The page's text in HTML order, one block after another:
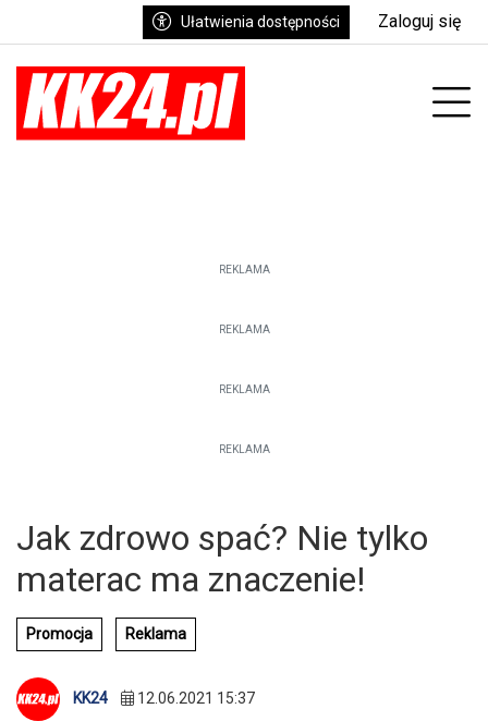
Ułatwienia dostępności Zaloguj się
REKLAMA
REKLAMA
REKLAMA
REKLAMA
Jak zdrowo spać? Nie tylko
materac ma znaczenie!
Promocja Reklama
KK24 12.06.2021 15:37